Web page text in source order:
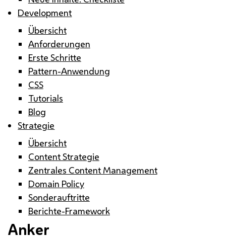
Development
Übersicht
Anforderungen
Erste Schritte
Pattern-Anwendung
CSS
Tutorials
Blog
Strategie
Übersicht
Content Strategie
Zentrales Content Management
Domain Policy
Sonderauftritte
Berichte-Framework
Anker